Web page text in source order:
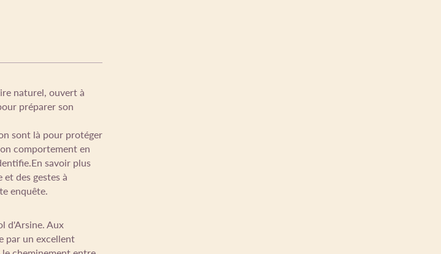
naturel, ouvert à
préparer son
sont là pour protéger
comportement en
savoir plus
des gestes à
enquête.
d'Arsine. Aux
par un excellent